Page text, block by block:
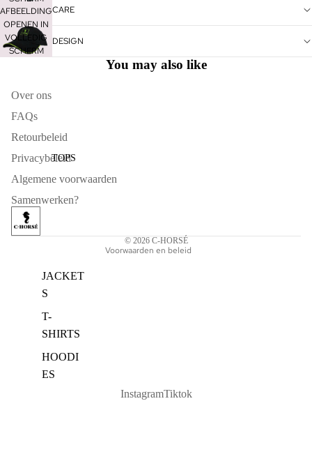
TOPS
JACKET
S
T-
SHIRTS
HOODI
ES
AFBEELDING
OPENEN IN
VOLLEDIG
SCHERM
CARE
DESIGN
You may also like
Over ons
FAQs
Retourbeleid
Privacybeleid
Algemene voorwaarden
Samenwerken?
© 2026 C-HORSÉ
Voorwaarden en beleid
Contactgegevens
InstagramTiktok